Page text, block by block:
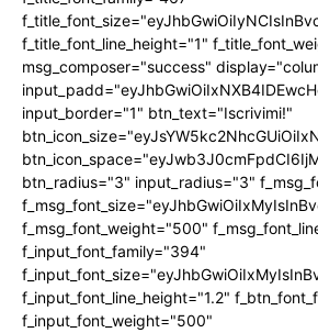
f_title_font_line_height="1"
msg_composer="success"
input_border="1" btn_text="Iscrivimi!"
btn_radius="3" input_radius="3"
f_msg_font_weight="500"
f_input_font_family="394"
f_input_font_line_height="1.2"
f_input_font_weight="500"